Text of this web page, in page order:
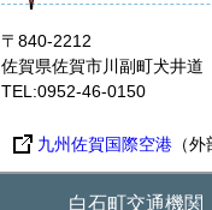
〒840-2212
佐賀県佐賀市川副町犬井道
TEL:0952-46-0150
九州佐賀国際空港 （